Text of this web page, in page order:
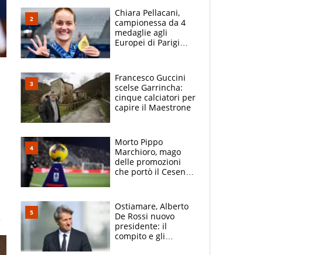
Chiara Pellacani,
campionessa da 4
medaglie agli
Europei di Parigi
giornalista, mamma
Francesca
Insegnante e il
fratello calciatore
Francesco Guccini
scelse Garrincha:
cinque calciatori per
capire il Maestrone
Morto Pippo
Marchioro, mago
delle promozioni
che portò il Cesena
di Baresi
Ostiamare, Alberto
De Rossi nuovo
presidente: il
compito e gli